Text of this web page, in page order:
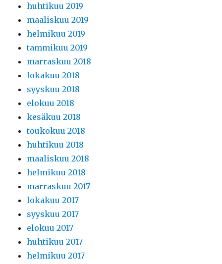
huhtikuu 2019
maaliskuu 2019
helmikuu 2019
tammikuu 2019
marraskuu 2018
lokakuu 2018
syyskuu 2018
elokuu 2018
kesäkuu 2018
toukokuu 2018
huhtikuu 2018
maaliskuu 2018
helmikuu 2018
marraskuu 2017
lokakuu 2017
syyskuu 2017
elokuu 2017
huhtikuu 2017
helmikuu 2017